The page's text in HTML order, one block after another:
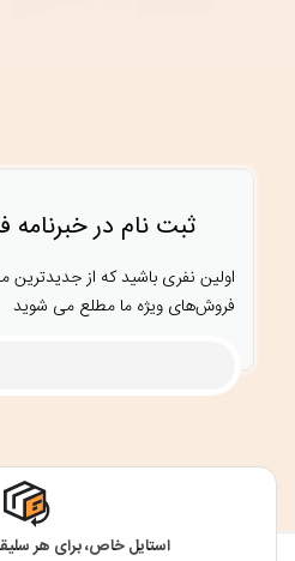
ثبت نام در
اولین نفری باشید که از جدیدترین
فروش‌های ویژه ما مطلع می شوید
استایل خاص، برای هر